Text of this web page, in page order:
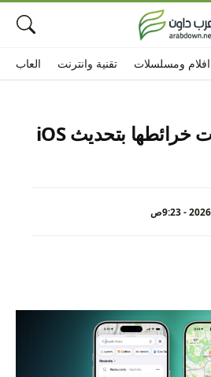
افلام ومسلسلات تقنية وانترنت العاب
أبل تمهد لإعلانات خرائطها بتحديث iOS